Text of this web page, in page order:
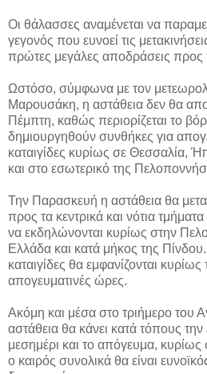
Οι θάλασσες αναμένεται να
γεγονός που ευνοεί τις
πρώτες μεγάλες αποδράσεις προς
Ωστόσο, σύμφωνα με τον
Μαρουσάκη, η αστάθεια δεν θα
Πέμπτη, καθώς περιορίζεται το
δημιουργηθούν συνθήκες για
καταιγίδες κυρίως σε Θεσσαλία,
και στο εσωτερικό της
Την Παρασκευή η αστάθεια θα
προς τα κεντρικά και νότια
να εκδηλώνονται κυρίως στην
Ελλάδα και κατά μήκος της
καταιγίδες θα εμφανίζονται κυρίως
απογευματινές ώρες.
Ακόμη και μέσα στο τριήμερο του
αστάθεια θα κάνει κατά τόπους
μεσημέρι και το απόγευμα,
ο καιρός συνολικά θα είναι